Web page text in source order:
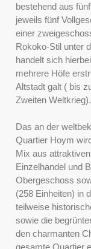
bestehend aus
jeweils fünf
einer
Rokoko-Stil unter
handelt sich
mehrere Höfe
Altstadt galt ( bis
Zweiten Weltkrieg).
Das an der
Quartier Hoym
Mix aus
Einzelhandel und
Obergeschoss
(258 Einheiten) in
teilweise
sowie die
den charmanten
gesamte Quartier